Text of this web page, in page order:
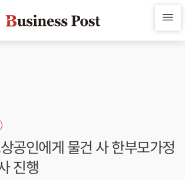
공인에게 물건 사 한부모가정
진행